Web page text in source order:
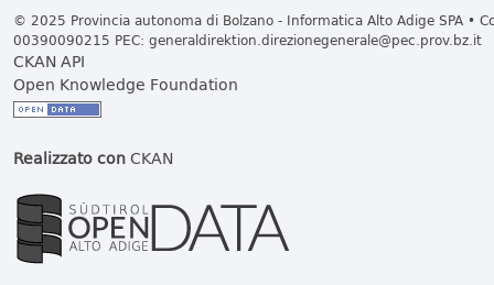
© 2025 Provincia autonoma di Bolzano - Informatica Alto Adige SPA •
00390090215 PEC: generaldirektion.direzionegenerale@pec.prov.bz.it
CKAN API
Open Knowledge Foundation
Realizzato conCKAN